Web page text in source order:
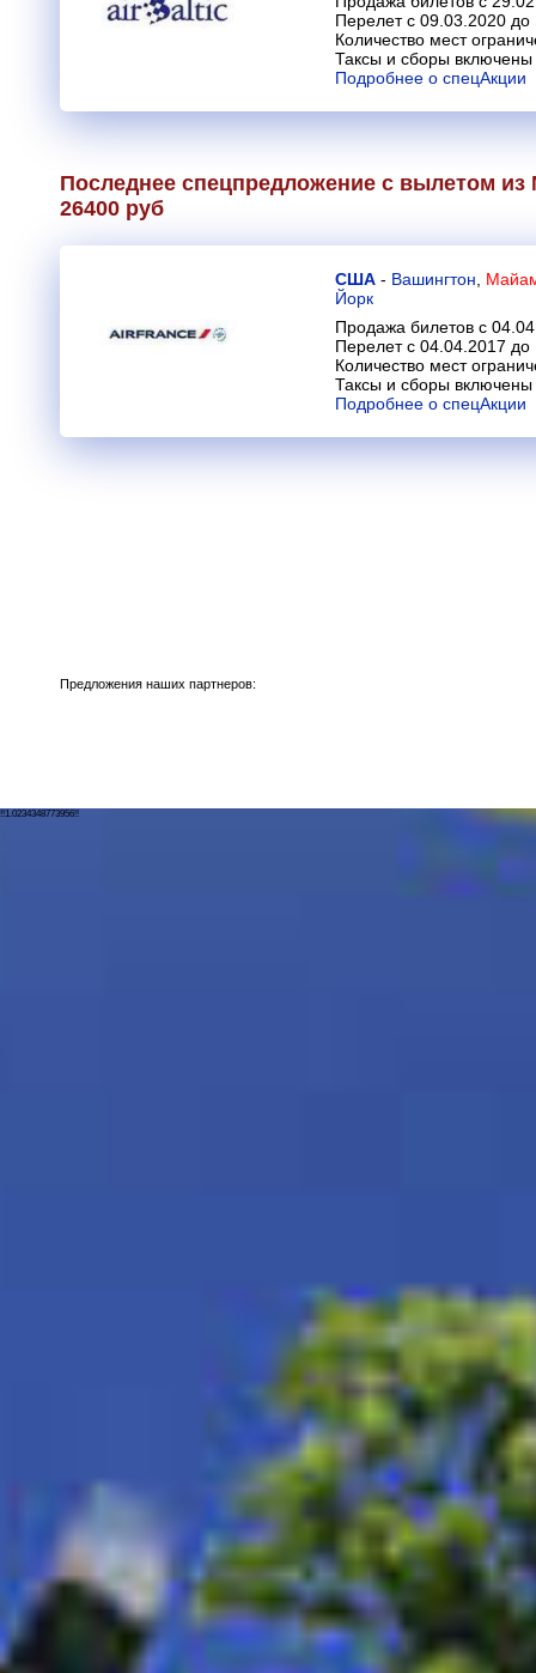
Перелет с 09.03.2020 до
Количество мест
Таксы и сборы включены
Подробнее о спецАкции
Последнее спецпредложение с вылетом
26400 руб
США - Вашингтон
Йорк
Продажа билетов с
Перелет с 04.04.2017 до
Количество мест
Таксы и сборы включены
Подробнее о спецАкции
Предложения наших партнеров:
!!1.0234348773956!!